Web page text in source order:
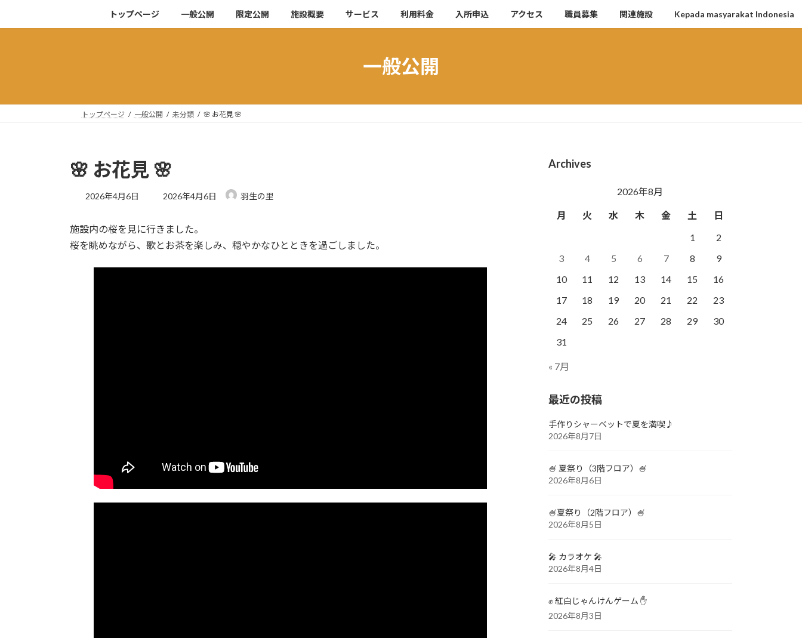
キ
に
トップページ 一般公開 限定公開 施設概要 サービス 利用料金 入所申込 アクセス 職員募集 関連施設 Kepada masyarakat Indonesia
一般公開
トップページ 一般公開 未分類 🌸 お花見 🌸
🌸 お花見 🌸
2026年4月6日
最
新
日
時
2026年4月6日 羽生の里
施設内の桜を見に行きました。
桜を眺めながら、歌とお茶を楽しみ、穏やかなひとときを過ごしました。
Archives
2026年8月
月 火 水 木 金 土
日
1
2
3
4 5 6 7 8
9
10
11 12 13 14 15
16
17
18 19 20 21 22
23
24
25 26 27 28 29
30
31
« 7月
最近の投稿
手作りシャーベットで夏を満喫♪
2026年8月7日
🍧 夏祭り（3階フロア）🍧
2026年8月6日
🍧夏祭り（2階フロア）🍧
2026年8月5日
🎤 カラオケ 🎤
2026年8月4日
✊ 紅白じゃんけんゲーム ✋
2026年8月3日